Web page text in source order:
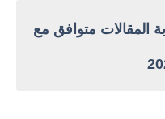
المقالات متوافق مع